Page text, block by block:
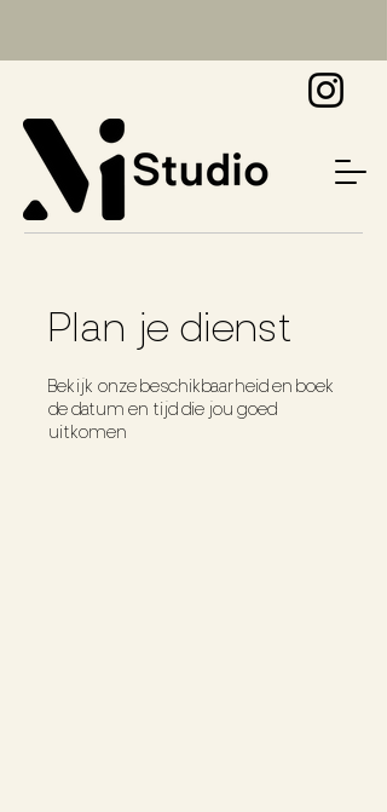
Plan je dienst
Bekijk onze beschikbaarheid en boek
de datum en tijd die jou goed
uitkomen